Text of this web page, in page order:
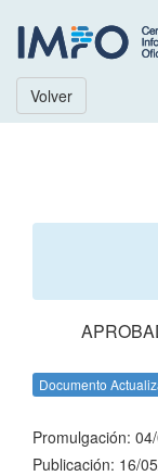
Volver
Documento
Promulgación:
Publicación: 16/